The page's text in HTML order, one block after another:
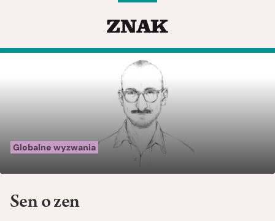
Globalne wyzwania
Sen o zen